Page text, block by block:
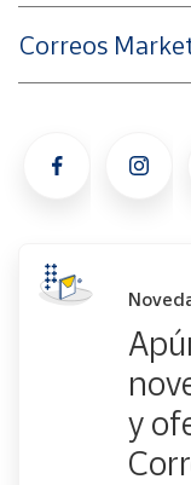
Correos
y